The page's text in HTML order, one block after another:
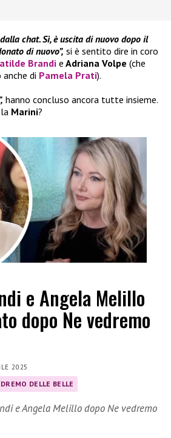
chat. Sì, è uscita di nuovo dopo il
di nuovo”, si è sentito dire in coro
Brandi e Adriana Volpe (che
di Pamela Prati).
hanno concluso ancora tutte insieme.
Marini?
e Angela Melillo
dopo Ne vedremo
2025
DELLE BELLE
e Angela Melillo dopo Ne vedremo